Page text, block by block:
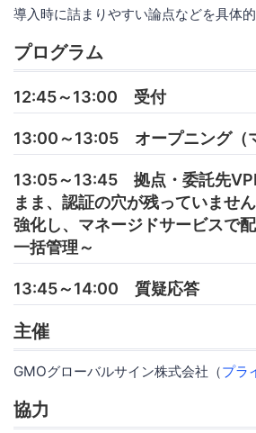
導入時に詰まりやすい論点などを具体的
プログラム
12:45～13:00 受付
13:00～13:05 オープニング（
13:05～13:45 拠点・委託先
まま、認証の穴が残っていませ
強化し、マネージドサービスで
一括管理～
13:45～14:00 質疑応答
主催
GMOグローバルサイン株式会社（プラ
協力